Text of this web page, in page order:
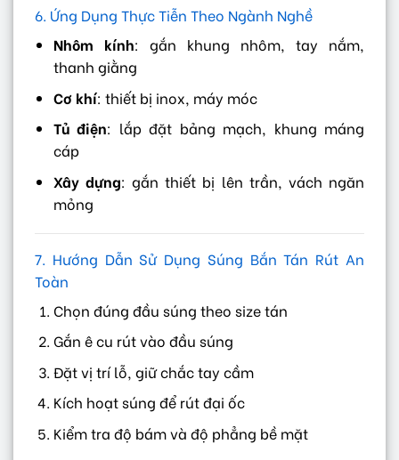
6. Ứng Dụng Thực Tiễn Theo Ngành Nghề
Nhôm kính: gắn khung nhôm, tay nắm,
thanh giằng
Cơ khí: thiết bị inox, máy móc
Tủ điện: lắp đặt bảng mạch, khung máng
cáp
Xây dựng: gắn thiết bị lên trần, vách ngăn
mỏng
7. Hướng Dẫn Sử Dụng Súng Bắn Tán Rút An
Toàn
Chọn đúng đầu súng theo size tán
Gắn ê cu rút vào đầu súng
Đặt vị trí lỗ, giữ chắc tay cầm
Kích hoạt súng để rút đại ốc
Kiểm tra độ bám và độ phẳng bề mặt